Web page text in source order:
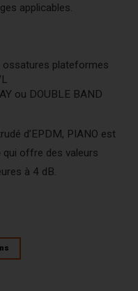
applicables.
ossatures plateformes
ou DOUBLE BAND
d’EPDM, PIANO est
qui offre des valeurs
à 4 dB.